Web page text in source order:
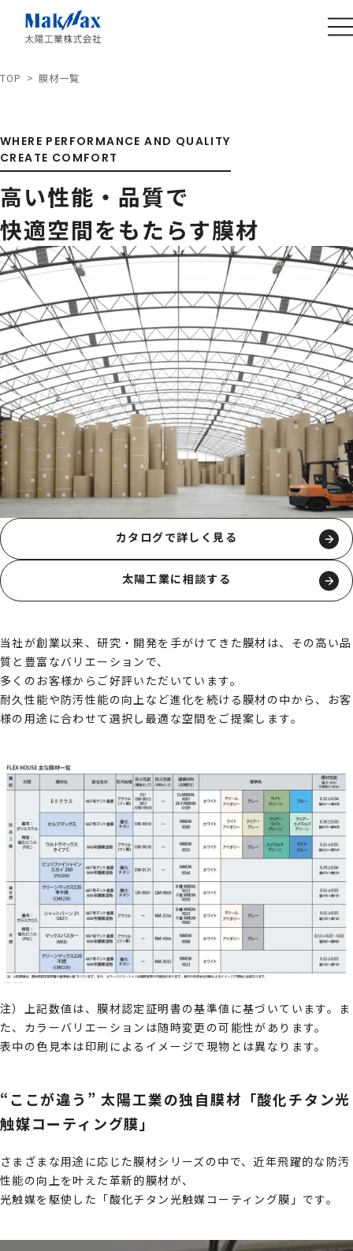
TOP 膜材一覧
WHERE PERFORMANCE AND QUALITY
CREATE COMFORT
高い性能・品質で
快適空間をもたらす膜材
カタログで詳しく見る
太陽工業に相談する
当社が創業以来、研究・開発を手がけてきた膜材は、その高い品
質と豊富なバリエーションで、
多くのお客様からご好評いただいています。
耐久性能や防汚性能の向上など進化を続ける膜材の中から、お客
様の用途に合わせて選択し最適な空間をご提案します。
注）上記数値は、膜材認定証明書の基準値に基づいています。ま
た、カラーバリエーションは随時変更の可能性があります。
表中の色見本は印刷によるイメージで現物とは異なります。
“ここが違う” 太陽工業の独自膜材「酸化チタン光
触媒コーティング膜」
さまざまな用途に応じた膜材シリーズの中で、近年飛躍的な防汚
性能の向上を叶えた革新的膜材が、
光触媒を駆使した「酸化チタン光触媒コーティング膜」です。